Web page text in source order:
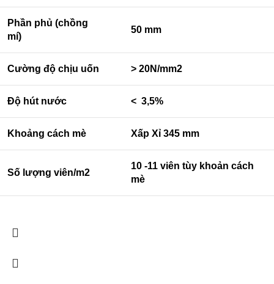
Phần phủ (chồng
mí)
50 mm
Cường độ chịu uốn > 20N/mm2
Độ hút nước < 3,5%
Khoảng cách mè Xấp Xỉ 345 mm
Số lượng viên/m2
10 -11 viên tùy khoản cách
mè